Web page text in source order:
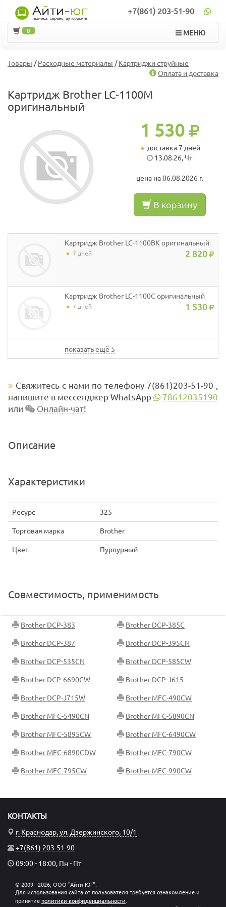
+7(861) 203-51-90
МЕНЮ
0
Товары /Расходные материалы /Картриджи струйные
Оплата и доставка
Картридж Brother LC-1100M
оригинальный
1 530
доставка 7 дней
13.08.26, Чт
цена на 06.08.2026 г.
В корзину
Картридж Brother LC-1100BK оригинальный
7 дней 2 820
Картридж Brother LC-1100C оригинальный
7 дней 1 530
показать ещё 5
Свяжитесь с нами по телефону 7(861)203-51-90 ,
напишите в мессенджер WhatsApp
78612035190
или
Онлайн-чат!
Описание
Характеристики
Ресурс 325
Торговая марка Brother
Цвет Пурпурный
Совместимость, применимость
Brother DCP-383 Brother DCP-385C
Brother DCP-387 Brother DCP-395CN
Brother DCP-535CN Brother DCP-585CW
Brother DCP-6690CW Brother DCP-J615
Brother DCP-J715W Brother MFC-490CW
Brother MFC-5490CN Brother MFC-5890CN
Brother MFC-5895CW Brother MFC-6490CW
Brother MFC-6890CDW Brother MFC-790CW
Brother MFC-795CW Brother MFC-990CW
КОНТАКТЫ
г. Краснодар, ул. Дзержинского, 10/1
+7(861) 203-51-90
09:00 - 18:00, Пн - Пт
© 2009 - 2026, ООО "Айти-Юг".
Для использования сайта от пользователя требуется ознакомление и
принятие политики конфиденциальности